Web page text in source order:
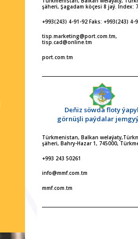
şäheri, Şagadam köçesi 8 jaý. Index:
+993(243) 4-91-92 Faks: +993(243) 4-
tisp.marketing@port.com.tm,
tisp.cad@online.tm
port.com.tm
Deňiz söwda floty
görnüşli paýdalar
Türkmenistan, Balkan
şäheri, Bahry-Hazar 1, 745000,
+993 243 50261
info@mmf.com.tm
mmf.com.tm